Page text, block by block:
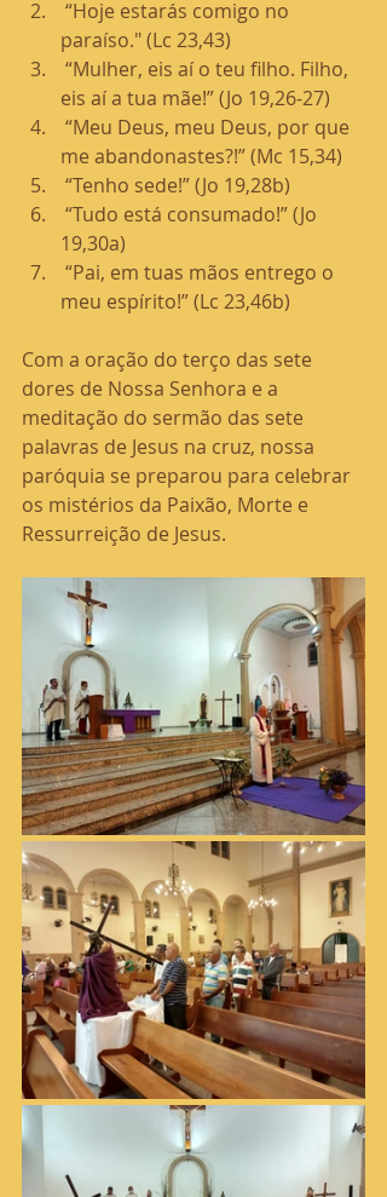
paraíso." (Lc 23,43)
eis aí a tua mãe!” (Jo 19,26-27)
me abandonastes?!” (Mc 15,34)
“Tenho sede!” (Jo 19,28b)
19,30a)
meu espírito!” (Lc 23,46b)
Com a oração do terço das sete
dores de Nossa Senhora e a
meditação do sermão das sete
palavras de Jesus na cruz, nossa
paróquia se preparou para celebrar
os mistérios da Paixão, Morte e
Ressurreição de Jesus.